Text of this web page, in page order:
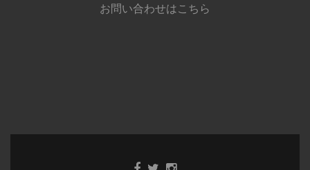
お問い合わせはこちら